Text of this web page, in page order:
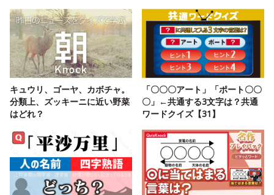
キュウリ、ゴーヤ、カボチャ。
分類上、ズッキーニに近い野菜
はどれ？
「〇〇〇アート」「ポート〇〇
〇」←共通する3文字は？共通
ワードクイズ【31】